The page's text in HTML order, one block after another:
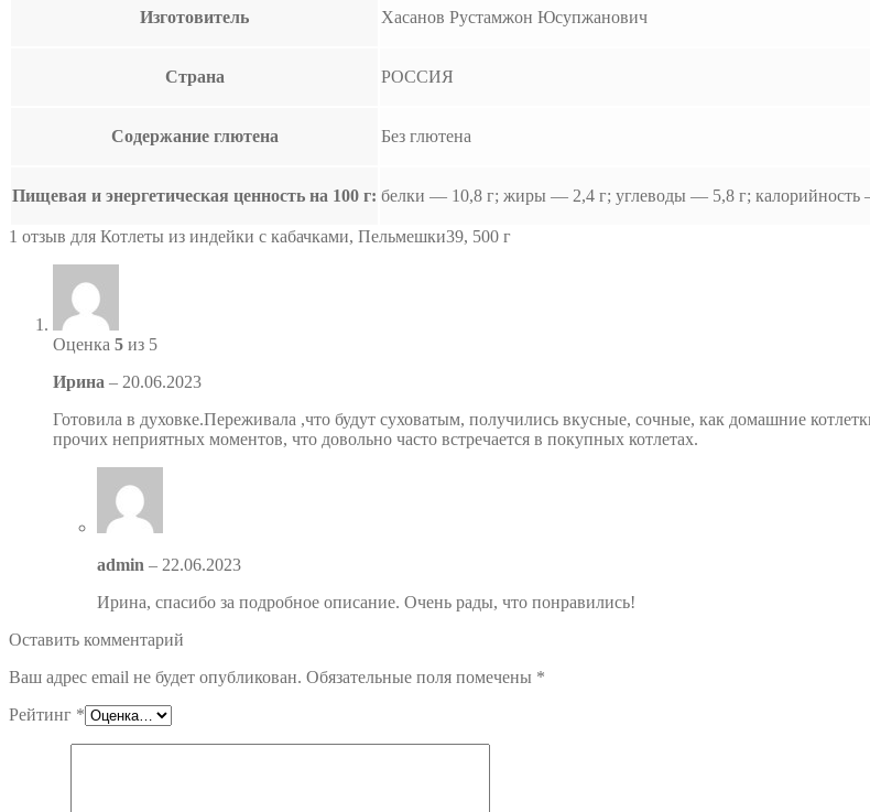
Изготовитель Хасанов Рустамжон Юсупжанович
Страна РОССИЯ
Содержание глютена Без глютена
Пищевая и энергетическая ценность на 100 г: белки — 10,8 г; жиры — 2,4 г; углеводы — 5,8 г; калорийность
1 отзыв для Котлеты из индейки с кабачками, Пельмешки39, 500 г
Оценка 5 из 5
Ирина – 20.06.2023
Готовила в духовке.Переживала ,что будут суховатым, получились вкусные, сочные, как домашние
прочих неприятных моментов, что довольно часто встречается в покупных котлетах.
admin – 22.06.2023
Ирина, спасибо за подробное описание. Очень рады, что понравились!
Оставить комментарий
Ваш адрес email не будет опубликован. Обязательные поля помечены *
Рейтинг *